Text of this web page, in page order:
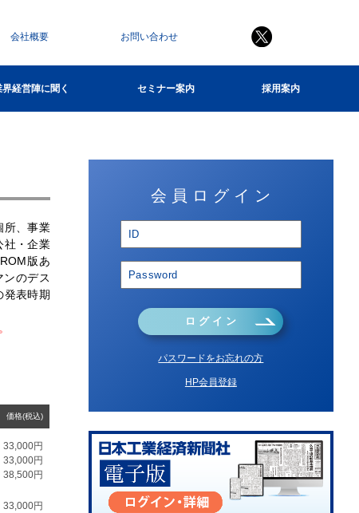
会社概要 お問い合わせ
界経営陣に聞く セミナー案内 採用案内
所、事業
社・企業
版あ
ンのデス
発表時期
価格(税込)
33,000円
33,000円
38,500円
33,000円
会 員 ロ グ イ ン
ロ グ イ ン
パスワードをお忘れの方
HP会員登録